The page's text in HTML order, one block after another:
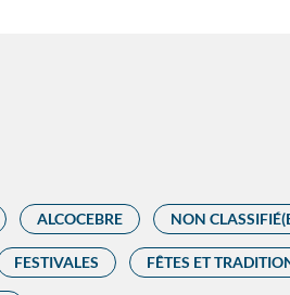
ALCOCEBRE NON
FESTIVALES FÊTES ET